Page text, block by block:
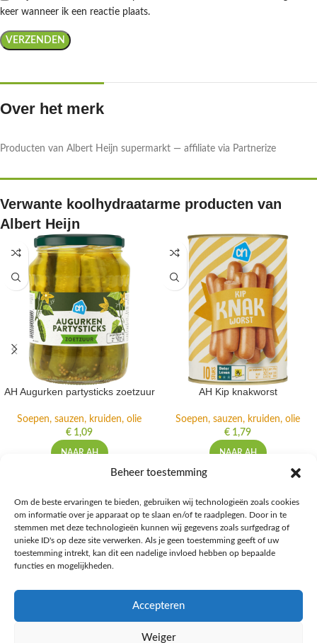
Beheer toestemming
Om de beste ervaringen te bieden, gebruiken wij technologieën zoals cookies
om informatie over je apparaat op te slaan en/of te raadplegen. Door in te
stemmen met deze technologieën kunnen wij gegevens zoals surfgedrag of
unieke ID's op deze site verwerken. Als je geen toestemming geeft of uw
toestemming intrekt, kan dit een nadelige invloed hebben op bepaalde
functies en mogelijkheden.
Accepteren
Weiger
keer wanneer ik een reactie plaats.
Over het merk
Producten van Albert Heijn supermarkt — affiliate via Partnerize
Verwante koolhydraatarme producten van
Albert Heijn
AH Augurken partysticks zoetzuur
Soepen, sauzen, kruiden, olie
€ 1,09
NAAR AH
AH Kip knakworst
Soepen, sauzen, kruiden, olie
€ 1,79
NAAR AH
Ontdek de beste keto-vriendelijke keuzes van Albert Heijn, verrijk je
kennis met onze diepgaande blogs over het keto-dieet, en deel jouw
favoriete keto recepten in onze bruisende online gemeenschap!